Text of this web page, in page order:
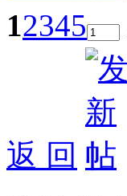
12345
返 回